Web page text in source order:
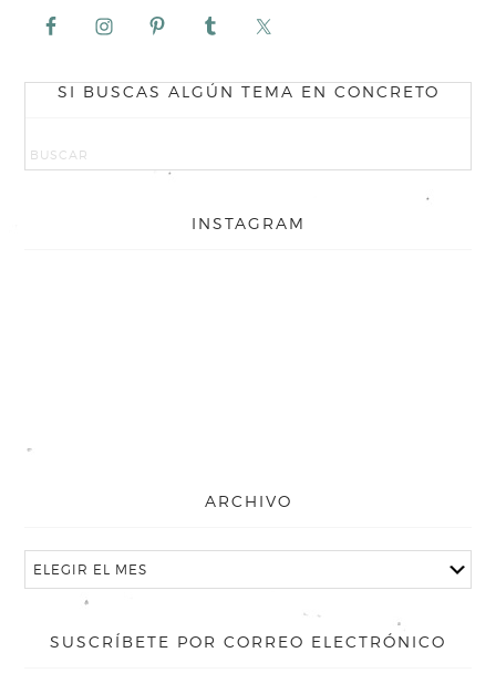
SI BUSCAS ALGÚN TEMA EN CONCRETO
INSTAGRAM
ARCHIVO
SUSCRÍBETE POR CORREO ELECTRÓNICO